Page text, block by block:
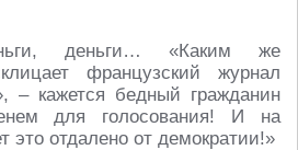
деньги… «Каким же
французский журнал
– кажется бедный гражданин
для голосования! И на
это отдалено от демократии!»